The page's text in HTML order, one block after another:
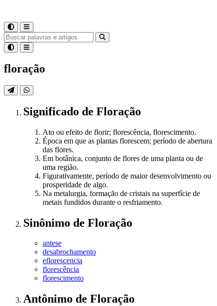
floração
Significado de Floração
Ato ou efeito de florir; florescência, florescimento.
Época em que as plantas florescem; período de abertura
das flores.
Em botânica, conjunto de flores de uma planta ou de
uma região.
Figurativamente, período de maior desenvolvimento ou
prosperidade de algo.
Na metalurgia, formação de cristais na superfície de
metais fundidos durante o resfriamento.
Sinônimo de Floração
antese
desabrochamento
eflorescencia
florescência
florescimento
Antônimo de Floração